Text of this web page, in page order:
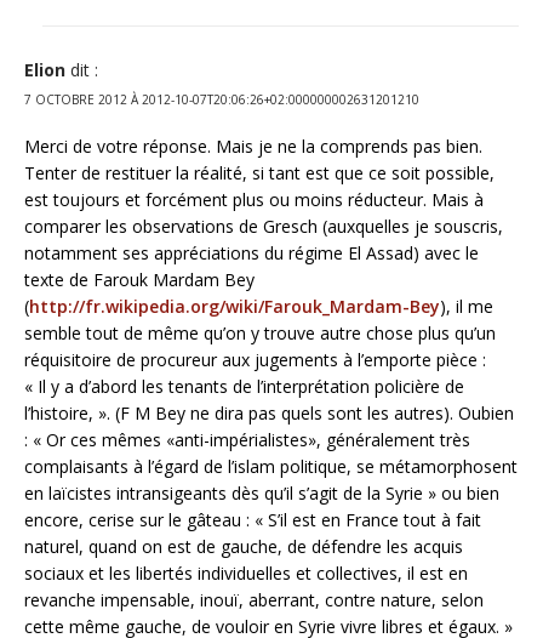
Elion dit :
7 OCTOBRE 2012 À 2012-10-07T20:06:26+02:000000002631201210
Merci de votre réponse. Mais je ne la comprends pas bien.
Tenter de restituer la réalité, si tant est que ce soit possible,
est toujours et forcément plus ou moins réducteur. Mais à
comparer les observations de Gresch (auxquelles je souscris,
notamment ses appréciations du régime El Assad) avec le
texte de Farouk Mardam Bey
(http://fr.wikipedia.org/wiki/Farouk_Mardam-Bey), il me
semble tout de même qu’on y trouve autre chose plus qu’un
réquisitoire de procureur aux jugements à l’emporte pièce :
« Il y a d’abord les tenants de l’interprétation policière de
l’histoire, ». (F M Bey ne dira pas quels sont les autres). Oubien
: « Or ces mêmes «anti-impérialistes», généralement très
complaisants à l’égard de l’islam politique, se métamorphosent
en laïcistes intransigeants dès qu’il s’agit de la Syrie » ou bien
encore, cerise sur le gâteau : « S’il est en France tout à fait
naturel, quand on est de gauche, de défendre les acquis
sociaux et les libertés individuelles et collectives, il est en
revanche impensable, inouï, aberrant, contre nature, selon
cette même gauche, de vouloir en Syrie vivre libres et égaux. »